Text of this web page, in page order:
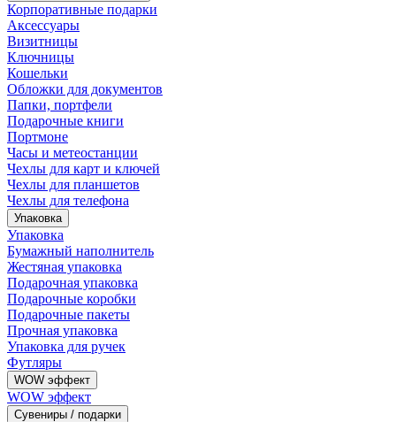
Корпоративные подарки
Аксессуары
Визитницы
Ключницы
Кошельки
Обложки для документов
Папки, портфели
Подарочные книги
Портмоне
Часы и метеостанции
Чехлы для карт и ключей
Чехлы для планшетов
Чехлы для телефона
Упаковка
Упаковка
Бумажный наполнитель
Жестяная упаковка
Подарочная упаковка
Подарочные коробки
Подарочные пакеты
Прочная упаковка
Упаковка для ручек
Футляры
WOW эффект
WOW эффект
Сувениры / подарки